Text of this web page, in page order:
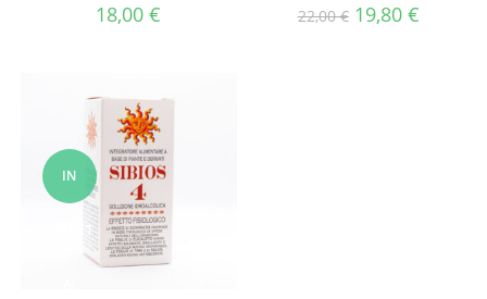
18,00€ 22,00€ 19,80 €
IN
OFFERT